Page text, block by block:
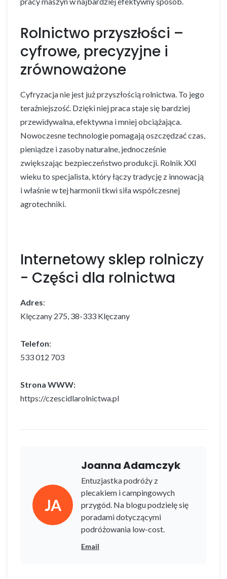
Rolnictwo przyszłości –
cyfrowe, precyzyjne i
zrównoważone
Cyfryzacja nie jest już przyszłością rolnictwa. To jego
teraźniejszość. Dzięki niej praca staje się bardziej
przewidywalna, efektywna i mniej obciążająca.
Nowoczesne technologie pomagają oszczędzać czas,
pieniądze i zasoby naturalne, jednocześnie
zwiększając bezpieczeństwo produkcji. Rolnik XXI
wieku to specjalista, który łączy tradycję z innowacją
i właśnie w tej harmonii tkwi siła współczesnej
agrotechniki.
Internetowy sklep rolniczy
- Części dla rolnictwa
Adres:
Klęczany 275, 38-333 Klęczany
Telefon:
533 012 703
Strona WWW:
https://czescidlarolnictwa.pl
JA
Joanna Adamczyk
Entuzjastka podróży z
plecakiem i campingowych
przygód. Na blogu podzielę się
poradami dotyczącymi
podróżowania low-cost.
Email